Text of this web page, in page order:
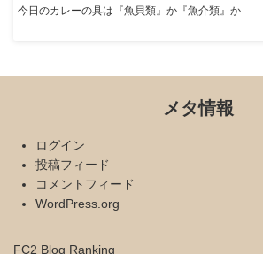
今日のカレーの具は『魚貝類』か『魚介類』か
メタ情報
ログイン
投稿フィード
コメントフィード
WordPress.org
FC2 Blog Ranking